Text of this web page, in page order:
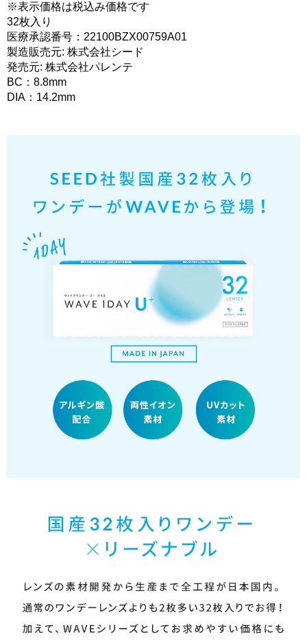
※表示価格は税込み価格です
32枚入り
医療承認番号：22100BZX00759A01
製造販売元: 株式会社シード
発売元: 株式会社パレンテ
BC：8.8mm
DIA：14.2mm